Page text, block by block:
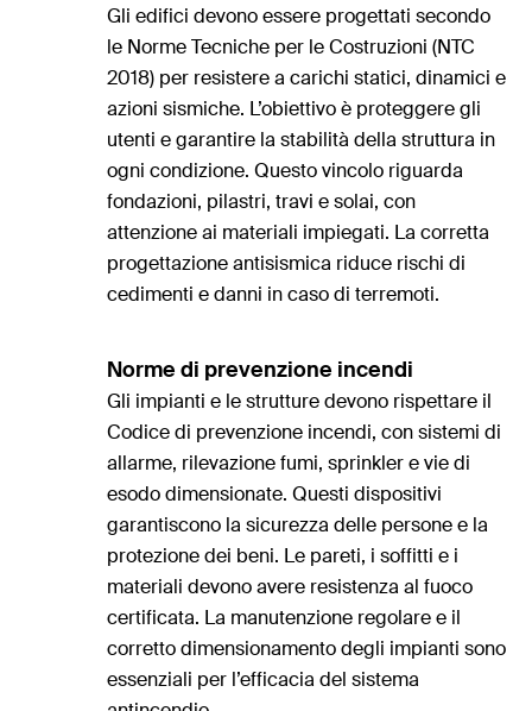
Gli edifici devono essere progettati secondo
le Norme Tecniche per le Costruzioni (NTC
2018) per resistere a carichi statici, dinamici e
azioni sismiche. L’obiettivo è proteggere gli
utenti e garantire la stabilità della struttura in
ogni condizione. Questo vincolo riguarda
fondazioni, pilastri, travi e solai, con
attenzione ai materiali impiegati. La corretta
progettazione antisismica riduce rischi di
cedimenti e danni in caso di terremoti.
Norme di prevenzione incendi
Gli impianti e le strutture devono rispettare il
Codice di prevenzione incendi, con sistemi di
allarme, rilevazione fumi, sprinkler e vie di
esodo dimensionate. Questi dispositivi
garantiscono la sicurezza delle persone e la
protezione dei beni. Le pareti, i soffitti e i
materiali devono avere resistenza al fuoco
certificata. La manutenzione regolare e il
corretto dimensionamento degli impianti sono
essenziali per l’efficacia del sistema